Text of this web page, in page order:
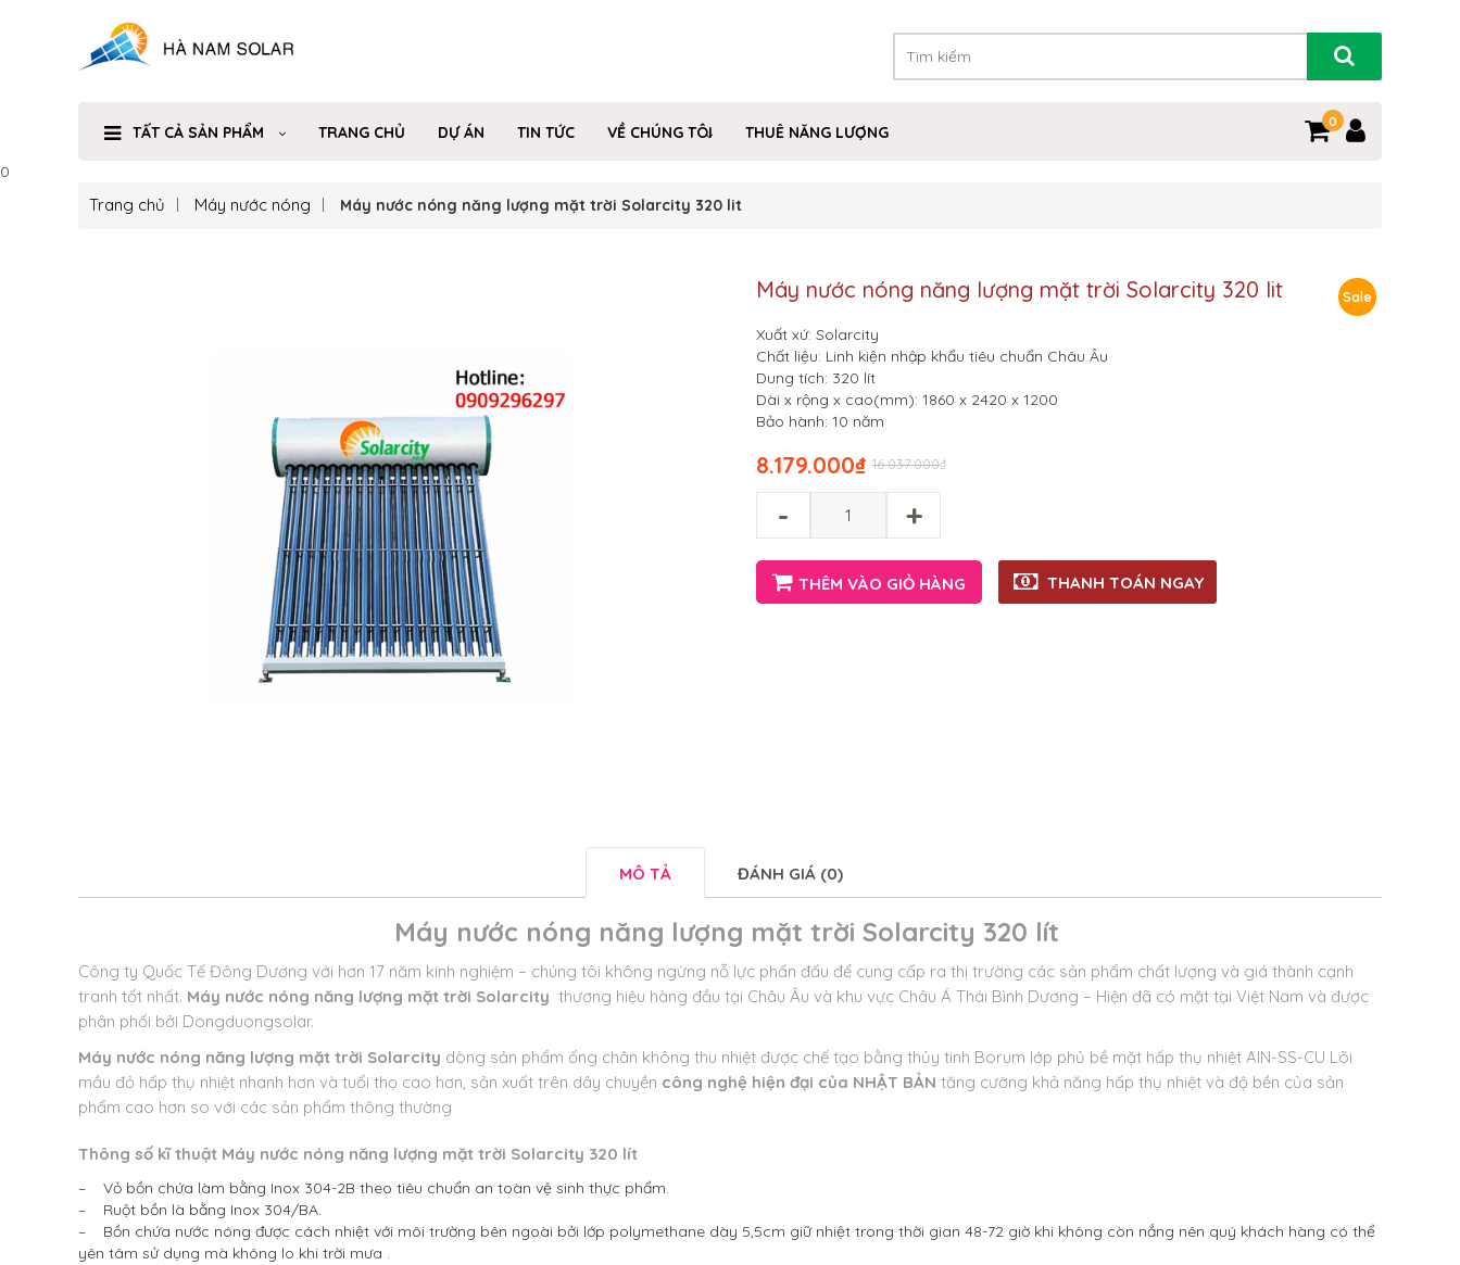
TẤT CẢ SẢN PHẨM TRANG CHỦ DỰ ÁN TIN TỨC VỀ CHÚNG TÔI THUÊ NĂNG LƯỢNG
0
0
Trang chủ Máy nước nóng Máy nước nóng năng lượng mặt trời Solarcity 320 lit
Sale
Máy nước nóng năng lượng mặt trời Solarcity 320 lit
Xuất xứ: Solarcity
Chất liệu: Linh kiện nhập khẩu tiêu chuẩn Châu Âu
Dung tích: 320 lít
Dài x rộng x cao(mm): 1860 x 2420 x 1200
Bảo hành: 10 năm
₫
16.037.000
₫
8.179.000
- +
THÊM VÀO GIỎ HÀNG THANH TOÁN NGAY
MÔ TẢ ĐÁNH GIÁ (0)
Máy nước nóng năng lượng mặt trời Solarcity 320 lít
Công ty Quốc Tế Đông Dương với hơn 17 năm kinh nghiệm – chúng tôi không ngừng nỗ lực phấn đấu để cung cấp ra thị trường các sản phẩm chất lượng và giá thành cạnh
tranh tốt nhất. Máy nước nóng năng lượng mặt trời Solarcity thương hiệu hàng đầu tại Châu Âu và khu vực Châu Á Thái Bình Dương – Hiện đã có mặt tại Việt Nam và được
phân phối bởi Dongduongsolar.
Máy nước nóng năng lượng mặt trời Solarcity dòng sản phẩm ống chân không thu nhiệt được chế tạo bằng thủy tinh Borum lớp phủ bề mặt hấp thụ nhiệt AIN-SS-CU Lõi
mầu đỏ hấp thụ nhiệt nhanh hơn và tuổi thọ cao hơn, sản xuất trên dây chuyền công nghệ hiện đại của NHẬT BẢN tăng cường khả năng hấp thụ nhiệt và độ bền của sản
phẩm cao hơn so với các sản phẩm thông thường
Thông số kĩ thuật Máy nước nóng năng lượng mặt trời Solarcity 320 lít​
– Vỏ bồn chứa làm bằng Inox 304-2B theo tiêu chuẩn an toàn vệ sinh thực phẩm.
– Ruột bồn là bằng Inox 304/BA.
– Bồn chứa nước nóng được cách nhiệt với môi trường bên ngoài bởi lớp polymethane dày 5,5cm giữ nhiệt trong thời gian 48-72 giờ khi không còn nắng nên quý khách hàng có thể
yên tâm sử dụng mà không lo khi trời mưa .